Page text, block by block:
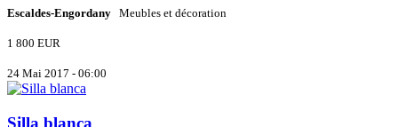
Escaldes-Engordany Meubles et décoration
1 800 EUR
24 Mai 2017 - 06:00
Silla blanca